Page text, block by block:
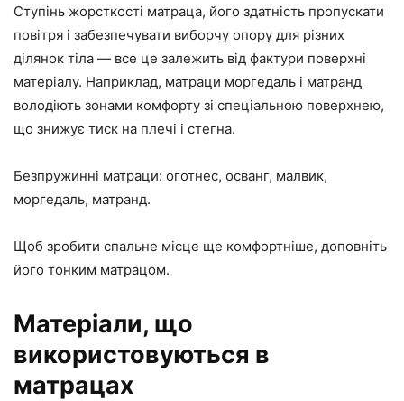
Ступінь жорсткості матраца, його здатність пропускати
повітря і забезпечувати виборчу опору для різних
ділянок тіла — все це залежить від фактури поверхні
матеріалу. Наприклад, матраци моргедаль і матранд
володіють зонами комфорту зі спеціальною поверхнею,
що знижує тиск на плечі і стегна.
Безпружинні матраци: оготнес, осванг, малвик,
моргедаль, матранд.
Щоб зробити спальне місце ще комфортніше, доповніть
його тонким матрацом.
Матеріали, що
використовуються в
матрацах